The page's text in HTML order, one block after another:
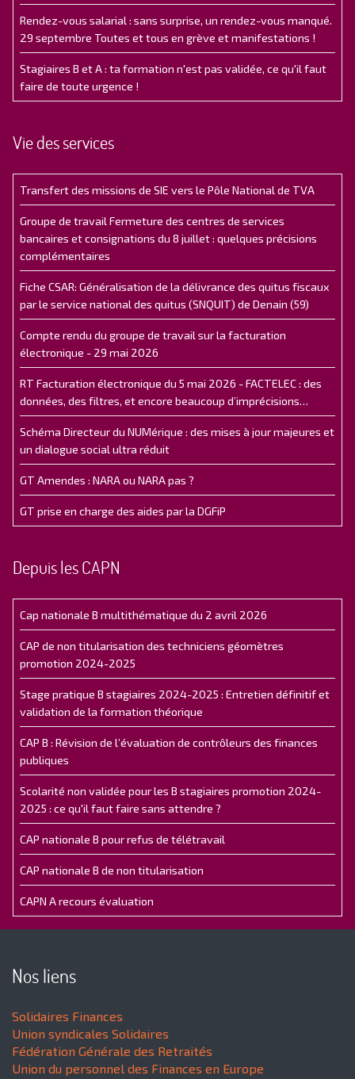
Rendez-vous salarial : sans surprise, un rendez-vous manqué.
29 septembre Toutes et tous en grève et manifestations !
Stagiaires B et A : ta formation n'est pas validée, ce qu'il faut
faire de toute urgence !
Vie des services
Transfert des missions de SIE vers le Pôle National de TVA
Groupe de travail Fermeture des centres de services
bancaires et consignations du 8 juillet : quelques précisions
complémentaires
Fiche CSAR: Généralisation de la délivrance des quitus fiscaux
par le service national des quitus (SNQUIT) de Denain (59)
Compte rendu du groupe de travail sur la facturation
électronique - 29 mai 2026
RT Facturation électronique du 5 mai 2026 - FACTELEC : des
données, des filtres, et encore beaucoup d’imprécisions…
Schéma Directeur du NUMérique : des mises à jour majeures et
un dialogue social ultra réduit
GT Amendes : NARA ou NARA pas ?
GT prise en charge des aides par la DGFiP
Depuis les CAPN
Cap nationale B multithématique du 2 avril 2026
CAP de non titularisation des techniciens géomètres
promotion 2024-2025
Stage pratique B stagiaires 2024-2025 : Entretien définitif et
validation de la formation théorique
CAP B : Révision de l’évaluation de contrôleurs des finances
publiques
Scolarité non validée pour les B stagiaires promotion 2024-
2025 : ce qu'il faut faire sans attendre ?
CAP nationale B pour refus de télétravail
CAP nationale B de non titularisation
CAPN A recours évaluation
Nos liens
Solidaires Finances
Union syndicales Solidaires
Fédération Générale des Retraités
Union du personnel des Finances en Europe